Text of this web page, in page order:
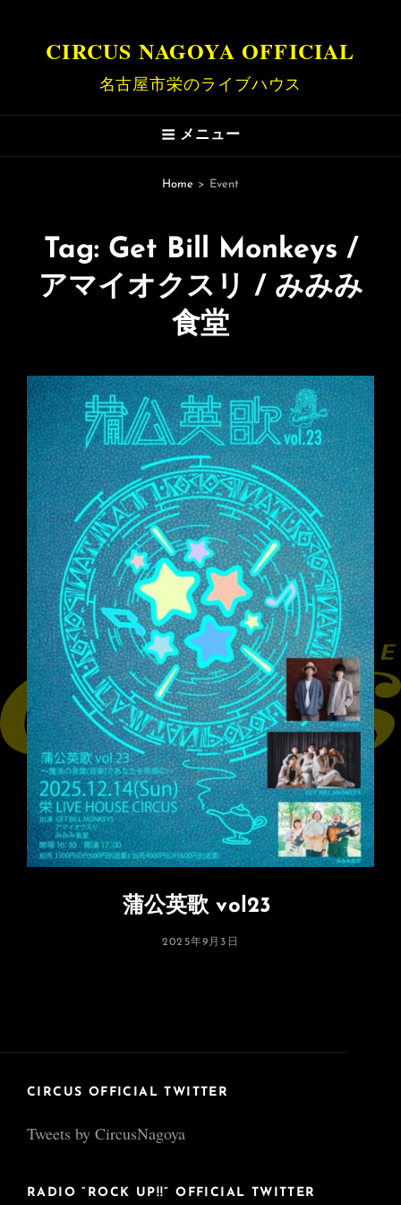
CIRCUS NAGOYA OFFICIAL
名古屋市栄のライブハウス
メニュー
Home > Event
Tag: Get Bill Monkeys /
アマイオクスリ / みみみ
食堂
蒲公英歌 vol23
投
2025年9月3日
CIRCUS OFFICIAL TWITTER
Tweets by CircusNagoya
RADIO “ROCK UP!!” OFFICIAL TWITTER